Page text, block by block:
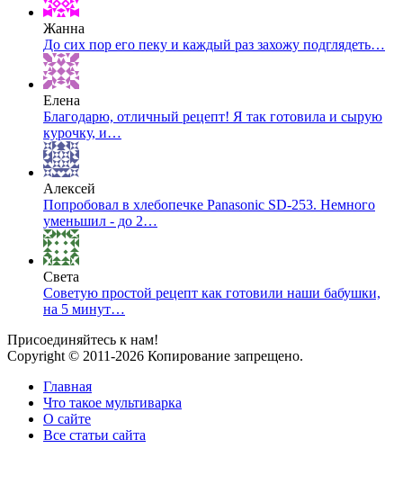
Жанна
До сих пор его пеку и каждый раз захожу подглядеть…
Елена
Благодарю, отличный рецепт! Я так готовила и сырую
курочку, и…
Алексей
Попробовал в хлебопечке Panasonic SD-253. Немного
уменьшил - до 2…
Света
Советую простой рецепт как готовили наши бабушки,
на 5 минут…
Присоединяйтесь к нам!
Copyright © 2011-2026 Копирование запрещено.
Главная
Что такое мультиварка
О сайте
Все статьи сайта